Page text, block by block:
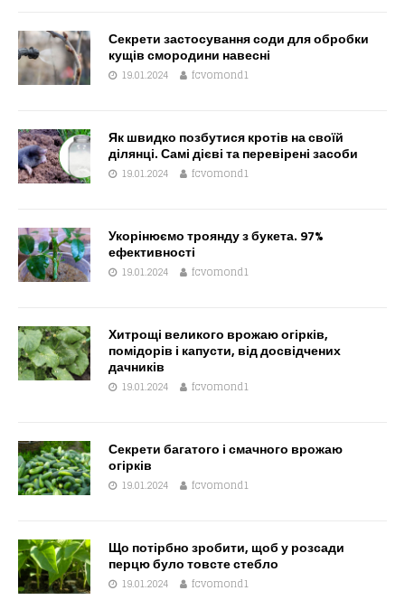
Секрети застосування соди для обробки
кущів смородини навесні
19.01.2024 fcvomond1
Як швидко позбутися кротів на своїй
ділянці. Самі дієві та перевірені засоби
19.01.2024 fcvomond1
Укорінюємо троянду з букета. 97%
ефективності
19.01.2024 fcvomond1
Хитрощі великого врожаю огірків,
помідорів і капусти, від досвідчених
дачників
19.01.2024 fcvomond1
Секрети багатого і смачного врожаю
огірків
19.01.2024 fcvomond1
Що потірбно зробити, щоб у розсади
перцю було товсте стебло
19.01.2024 fcvomond1